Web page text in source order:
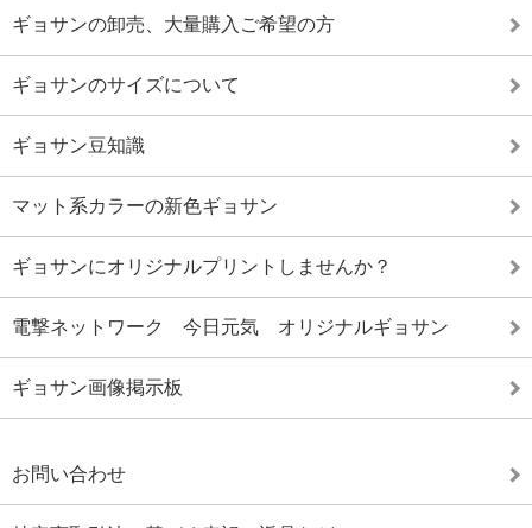
ギョサンの卸売、大量購入ご希望の方
ギョサンのサイズについて
ギョサン豆知識
マット系カラーの新色ギョサン
ギョサンにオリジナルプリントしませんか？
電撃ネットワーク 今日元気 オリジナルギョサン
ギョサン画像掲示板
お問い合わせ